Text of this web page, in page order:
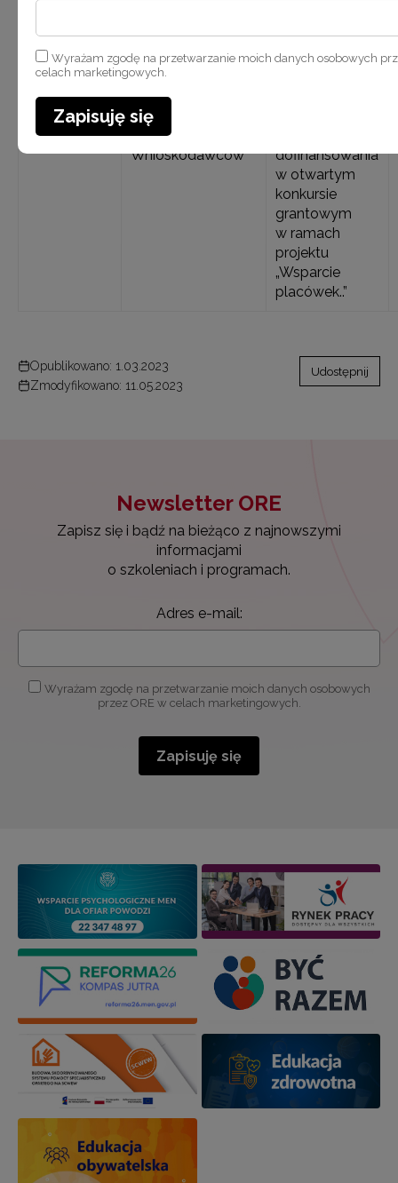
„Wsparcie
placówek..”
13.01.2023 r.;
godz. 11.00
Spotkanie
informacyjno-
konsultacyjne dla
Wnioskodawców
dofinansowania
w otwartym
konkursie
grantowym
w ramach
projektu
„Wsparcie
placówek..”
Opublikowano: 1.03.2023
Zmodyfikowano: 11.05.2023
Udostępnij
Newsletter ORE
Zapisz się i bądź na bieżąco z najnowszymi
informacjami
o szkoleniach i programach.
Adres e-mail:
Wyrażam zgodę na przetwarzanie moich danych osobowych
przez ORE w celach marketingowych.
Zapisuję się
Wyrażam zgodę na przetwarzanie moich danych osobowych
celach marketingowych.
Zapisuję się